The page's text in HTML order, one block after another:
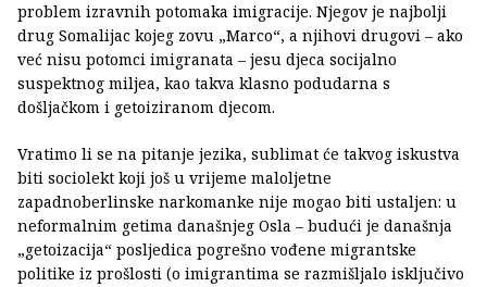
problem izravnih potomaka imigracije. Njegov je najbolji
drug Somalijac kojeg zovu „Marco“, a njihovi drugovi – ako
već nisu potomci imigranata – jesu djeca socijalno
suspektnog miljea, kao takva klasno podudarna s
došljačkom i getoiziranom djecom.
Vratimo li se na pitanje jezika, sublimat će takvog iskustva
biti sociolekt koji još u vrijeme maloljetne
zapadnoberlinske narkomanke nije mogao biti ustaljen: u
neformalnim getima današnjeg Osla – budući je današnja
„getoizacija“ posljedica pogrešno vođene migrantske
politike iz prošlosti (o imigrantima se razmišljalo isključivo